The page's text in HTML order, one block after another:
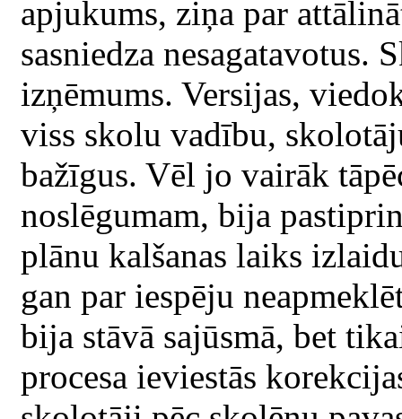
apjukums, ziņa par
sasniedza nesagatavotus.
izņēmums. Versijas,
viss skolu vadību,
bažīgus. Vēl jo vairāk
noslēgumam, bija
plānu kalšanas laiks
gan par iespēju
bija stāvā sajūsmā, bet
procesa ieviestās